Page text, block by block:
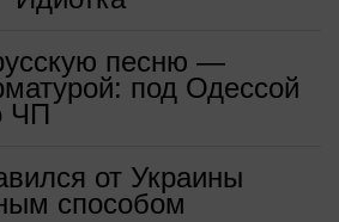
песню —
под Одессой
ЧП
от Украины
способом